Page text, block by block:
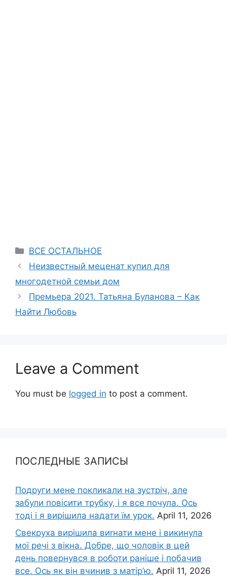
Categories
ВСЕ ОСТАЛЬНОЕ
Неизвестный меценат купил для
многодетной семьи дом
Премьера 2021. Татьяна Буланова – Как
Найти Любовь
Leave a Comment
You must be logged in to post a comment.
ПОСЛЕДНЫЕ ЗАПИСЫ
Подруги мене покликали на зустріч, але
забули повісити трубку, і я все почула. Ось
тоді і я вирішила надати їм урок. April 11, 2026
Свекруха вирішила виrнати мене і викинула
мої речі з вікна. Добре, що чоловік в цей
день повернувся в роботи раніше і побачив
все. Ось як він вчинив з матір’ю. April 11, 2026